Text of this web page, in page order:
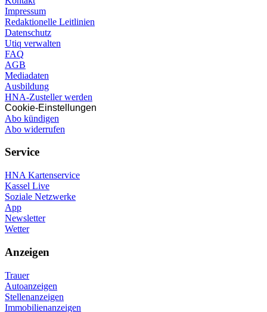
Impressum
Redaktionelle Leitlinien
Datenschutz
Utiq verwalten
FAQ
AGB
Mediadaten
Ausbildung
HNA-Zusteller werden
Cookie-Einstellungen
Abo kündigen
Abo widerrufen
Service
HNA Kartenservice
Kassel Live
Soziale Netzwerke
App
Newsletter
Wetter
Anzeigen
Trauer
Autoanzeigen
Stellenanzeigen
Immobilienanzeigen